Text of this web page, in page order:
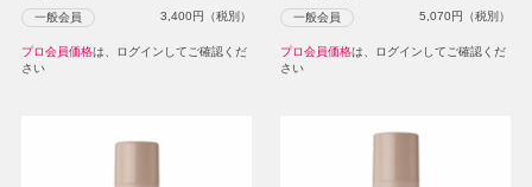
一般会員 3,400円（税別）
プロ会員価格は、ログインしてご確認くだ
さい
一般会員 5,070円（税別）
プロ会員価格は、ログインしてご確認くだ
さい